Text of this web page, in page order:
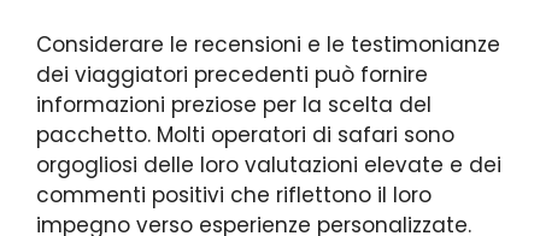
Considerare le recensioni e le testimonianze
dei viaggiatori precedenti può fornire
informazioni preziose per la scelta del
pacchetto. Molti operatori di safari sono
orgogliosi delle loro valutazioni elevate e dei
commenti positivi che riflettono il loro
impegno verso esperienze personalizzate.